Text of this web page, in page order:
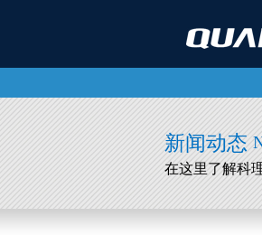
新闻动态
在这里了解科